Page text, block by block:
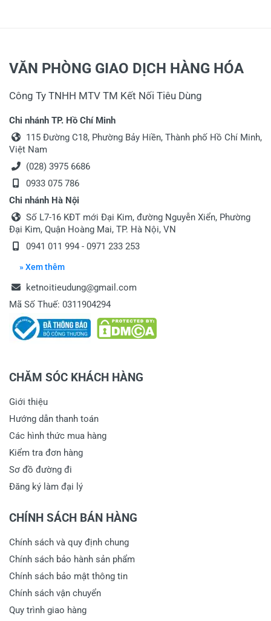
VĂN PHÒNG GIAO DỊCH HÀNG HÓA
Công Ty TNHH MTV TM Kết Nối Tiêu Dùng
Chi nhánh TP. Hồ Chí Minh
115 Đường C18, Phường Bảy Hiền, Thành phố Hồ Chí Minh,
Việt Nam
(028) 3975 6686
0933 075 786
Chi nhánh Hà Nội
Số L7-16 KĐT mới Đại Kim, đường Nguyễn Xiển, Phường
Đại Kim, Quận Hoàng Mai, TP. Hà Nội, VN
0941 011 994 - 0971 233 253
» Xem thêm
ketnoitieudung@gmail.com
Mã Số Thuế: 0311904294
CHĂM SÓC KHÁCH HÀNG
Giới thiệu
Hướng dẫn thanh toán
Các hình thức mua hàng
Kiểm tra đơn hàng
Sơ đồ đường đi
Đăng ký làm đại lý
CHÍNH SÁCH BÁN HÀNG
Chính sách và quy định chung
Chính sách bảo hành sản phẩm
Chính sách bảo mật thông tin
Chính sách vận chuyển
Quy trình giao hàng